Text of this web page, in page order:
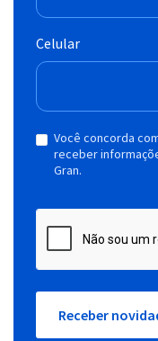
Celular
Você concorda
receber
Gran.
Receber